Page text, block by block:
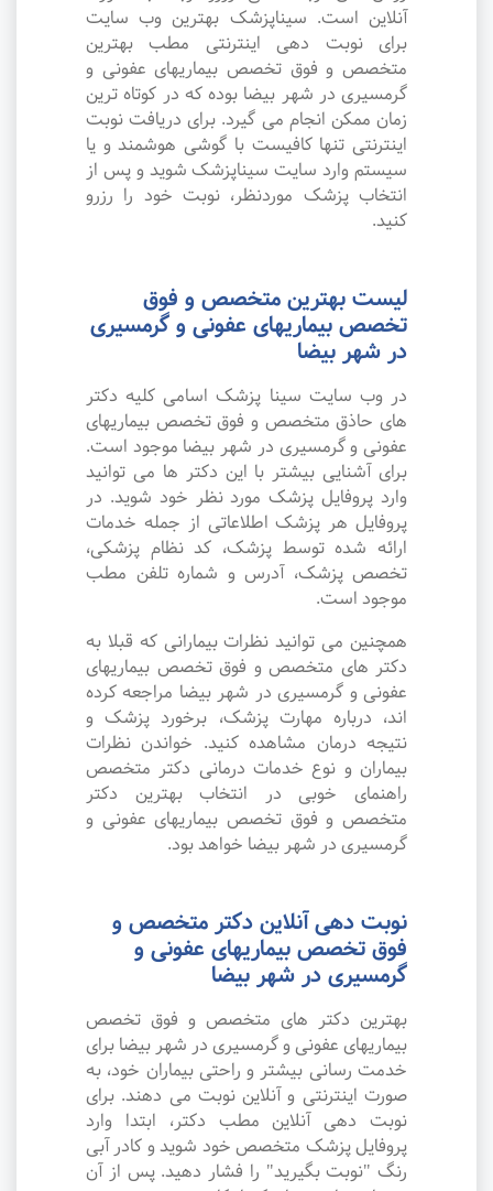
آنلاین است. سیناپزشک بهترین وب سایت
برای نوبت دهی اینترنتی مطب بهترین
متخصص و فوق تخصص بیماریهای عفونی و
گرمسیری در شهر بیضا بوده که در کوتاه ترین
زمان ممکن انجام می گیرد. برای دریافت نوبت
اینترنتی تنها کافیست با گوشی هوشمند و یا
سیستم وارد سایت سیناپزشک شوید و پس از
انتخاب پزشک موردنظر، نوبت خود را رزرو
کنید.
لیست بهترین متخصص و فوق
تخصص بیماریهای عفونی و گرمسیری
در شهر بیضا
در وب سایت سینا پزشک اسامی کلیه دکتر
های حاذق متخصص و فوق تخصص بیماریهای
عفونی و گرمسیری در شهر بیضا موجود است.
برای آشنایی بیشتر با این دکتر ها می توانید
وارد پروفایل پزشک مورد نظر خود شوید. در
پروفایل هر پزشک اطلاعاتی از جمله خدمات
ارائه شده توسط پزشک، کد نظام پزشکی،
تخصص پزشک، آدرس و شماره تلفن مطب
موجود است.
همچنین می توانید نظرات بیمارانی که قبلا به
دکتر های متخصص و فوق تخصص بیماریهای
عفونی و گرمسیری در شهر بیضا مراجعه کرده
اند، درباره مهارت پزشک، برخورد پزشک و
نتیجه درمان مشاهده کنید. خواندن نظرات
بیماران و نوع خدمات درمانی دکتر متخصص
راهنمای خوبی در انتخاب بهترین دکتر
متخصص و فوق تخصص بیماریهای عفونی و
گرمسیری در شهر بیضا خواهد بود.
نوبت دهی آنلاین دکتر متخصص و
فوق تخصص بیماریهای عفونی و
گرمسیری در شهر بیضا
بهترین دکتر های متخصص و فوق تخصص
بیماریهای عفونی و گرمسیری در شهر بیضا برای
خدمت رسانی بیشتر و راحتی بیماران خود، به
صورت اینترنتی و آنلاین نوبت می دهند. برای
نوبت دهی آنلاین مطب دکتر، ابتدا وارد
پروفایل پزشک متخصص خود شوید و کادر آبی
رنگ "نوبت بگیرید" را فشار دهید. پس از آن